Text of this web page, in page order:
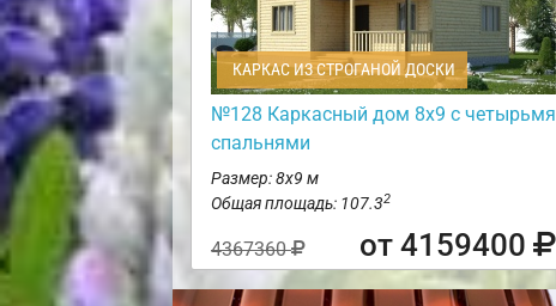
КАРКАС ИЗ СТРОГАНОЙ ДОСКИ
№128 Каркасный дом 8х9 с четырьмя
спальнями
Размер: 8х9 м
Общая площадь: 107.32
4367360 от 4159400